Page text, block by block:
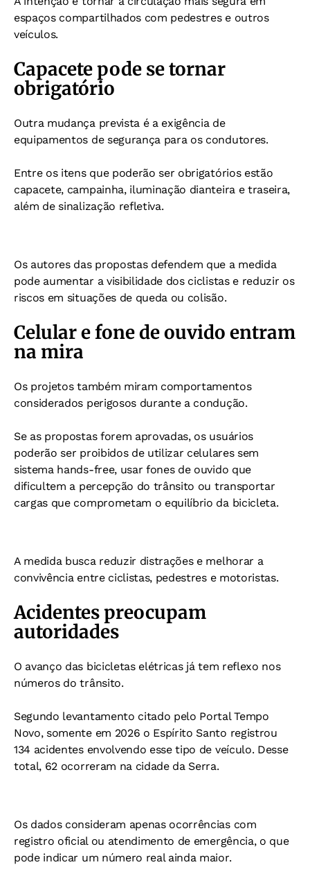
espaços compartilhados com pedestres e outros
veículos.
Capacete pode se tornar
obrigatório
Outra mudança prevista é a exigência de
equipamentos de segurança para os condutores.
Entre os itens que poderão ser obrigatórios estão
capacete, campainha, iluminação dianteira e traseira,
além de sinalização refletiva.
Os autores das propostas defendem que a medida
pode aumentar a visibilidade dos ciclistas e reduzir os
riscos em situações de queda ou colisão.
Celular e fone de ouvido entram
na mira
Os projetos também miram comportamentos
considerados perigosos durante a condução.
Se as propostas forem aprovadas, os usuários
poderão ser proibidos de utilizar celulares sem
sistema hands-free, usar fones de ouvido que
dificultem a percepção do trânsito ou transportar
cargas que comprometam o equilíbrio da bicicleta.
A medida busca reduzir distrações e melhorar a
convivência entre ciclistas, pedestres e motoristas.
Acidentes preocupam
autoridades
O avanço das bicicletas elétricas já tem reflexo nos
números do trânsito.
Segundo levantamento citado pelo Portal Tempo
Novo, somente em 2026 o Espírito Santo registrou
134 acidentes envolvendo esse tipo de veículo. Desse
total, 62 ocorreram na cidade da Serra.
Os dados consideram apenas ocorrências com
registro oficial ou atendimento de emergência, o que
pode indicar um número real ainda maior.